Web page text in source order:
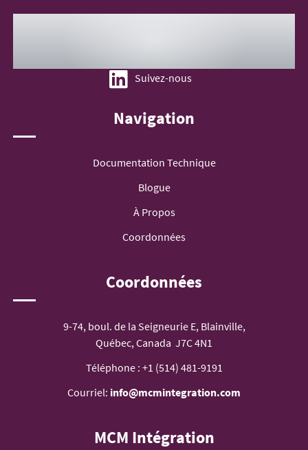
Suivez-nous
Navigation
Documentation Technique
Blogue
À Propos
Coordonnées
Coordonnées
9-74, boul. de la Seigneurie E, Blainville,
Québec, Canada J7C 4N1
Téléphone : +1 (514) 481-9191
Courriel: info@mcmintegration.com
MCM Intégration